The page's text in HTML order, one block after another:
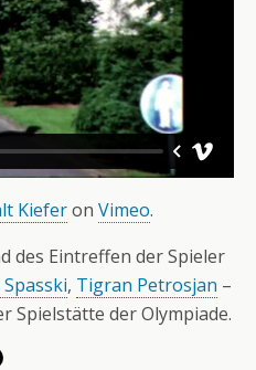
Kieferon Vimeo.
des Eintreffen der Spieler
, Tigran Petrosjan –
Spielstätte der Olympiade.